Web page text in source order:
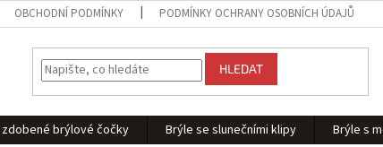
OBCHODNÍ PODMÍNKY PODMÍNKY OCHRANY OSOBNÍCH ÚDAJŮ
HLEDAT
brýlové čočky Brýle se slunečními klipy Brýle s